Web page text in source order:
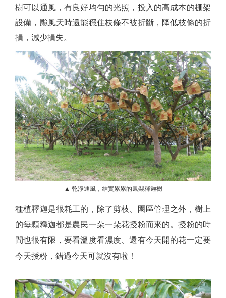
樹可以通風，有良好均勻的光照，投入的高成本的棚架
設備，颱風天時還能穩住枝條不被折斷，降低枝條的折
損，減少損失。
▲ 乾淨通風，結實累累的鳳梨釋迦樹
種植釋迦是很耗工的，除了剪枝、園區管理之外，樹上
的每顆釋迦都是農民一朵一朵花授粉而來的。授粉的時
間也很有限，要看溫度看濕度、還有今天開的花一定要
今天授粉，錯過今天可就沒有啦！